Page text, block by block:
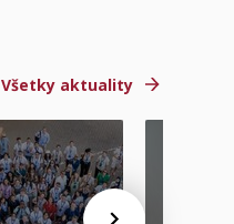
Všetky aktuality